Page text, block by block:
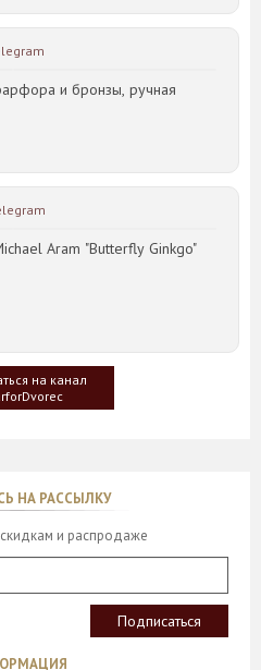
и бронзы, ручная
Aram "Butterfly Ginkgo"
сервировки стола пришла
увидел дерево Гинкго Билоба,
напоминающие крылья
на канал
НА РАССЫЛКУ
и распродаже